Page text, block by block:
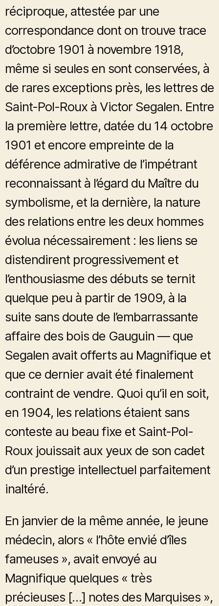
réciproque, attestée par une
correspondance dont on trouve trace
d’octobre 1901 à novembre 1918,
même si seules en sont conservées, à
de rares exceptions près, les lettres de
Saint-Pol-Roux à Victor Segalen. Entre
la première lettre, datée du 14 octobre
1901 et encore empreinte de la
déférence admirative de l’impétrant
reconnaissant à l’égard du Maître du
symbolisme, et la dernière, la nature
des relations entre les deux hommes
évolua nécessairement : les liens se
distendirent progressivement et
l’enthousiasme des débuts se ternit
quelque peu à partir de 1909, à la
suite sans doute de l’embarrassante
affaire des bois de Gauguin — que
Segalen avait offerts au Magnifique et
que ce dernier avait été finalement
contraint de vendre. Quoi qu’il en soit,
en 1904, les relations étaient sans
conteste au beau fixe et Saint-Pol-
Roux jouissait aux yeux de son cadet
d’un prestige intellectuel parfaitement
inaltéré.
En janvier de la même année, le jeune
médecin, alors « l’hôte envié d’îles
fameuses », avait envoyé au
Magnifique quelques « très
précieuses […] notes des Marquises »,